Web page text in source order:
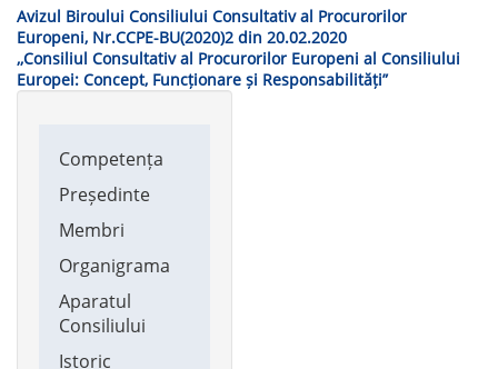
Avizul Biroului Consiliului Consultativ al Procurorilor
Europeni, Nr.CCPE-BU(2020)2 din 20.02.2020
,,Consiliul Consultativ al Procurorilor Europeni al Consiliului
Europei: Concept, Funcționare și Responsabilități”
navigation
Competența
Președinte
Membri
Organigrama
Aparatul
Consiliului
Istoric